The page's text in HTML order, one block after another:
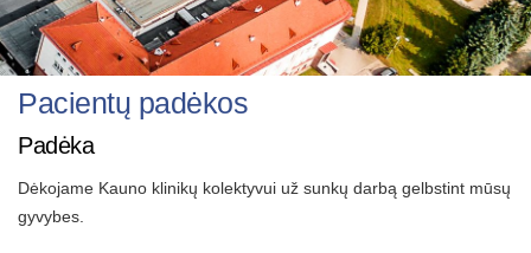
Pacientų padėkos
Padėka
Dėkojame Kauno klinikų kolektyvui už sunkų darbą gelbstint mūsų
gyvybes.